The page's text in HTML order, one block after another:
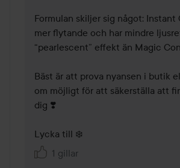
Formulan skiljer sig något: Instant
mer flytande och har mindre
“pearlescent” effekt än Magic
Bäst är att prova nyansen i butik
om möjligt för att säkerställa att
dig ❣️
Lycka till ❄️
1 gillar